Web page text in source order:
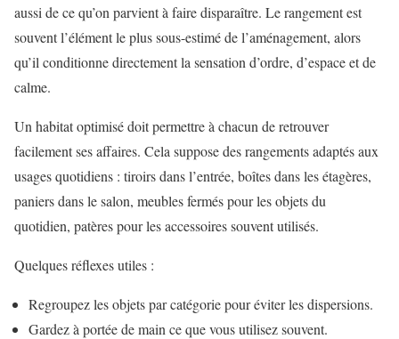
aussi de ce qu’on parvient à faire disparaître. Le rangement est
souvent l’élément le plus sous-estimé de l’aménagement, alors
qu’il conditionne directement la sensation d’ordre, d’espace et de
calme.
Un habitat optimisé doit permettre à chacun de retrouver
facilement ses affaires. Cela suppose des rangements adaptés aux
usages quotidiens : tiroirs dans l’entrée, boîtes dans les étagères,
paniers dans le salon, meubles fermés pour les objets du
quotidien, patères pour les accessoires souvent utilisés.
Quelques réflexes utiles :
Regroupez les objets par catégorie pour éviter les dispersions.
Gardez à portée de main ce que vous utilisez souvent.